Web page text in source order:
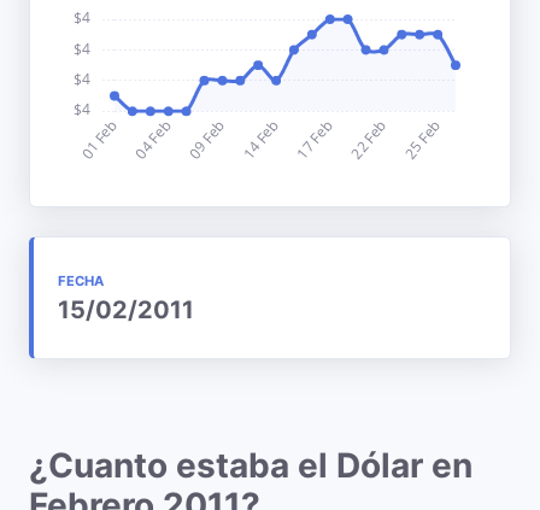
FECHA
15/02/2011
¿Cuanto estaba el Dólar en